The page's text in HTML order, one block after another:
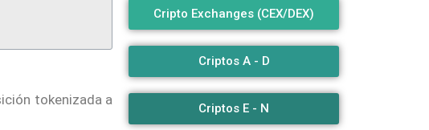
tokenizada a
Cripto Exchanges (CEX/DEX)
Criptos A - D
Criptos E - N